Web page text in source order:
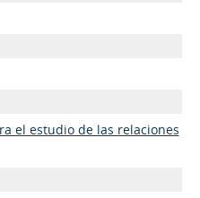
el estudio de las relaciones